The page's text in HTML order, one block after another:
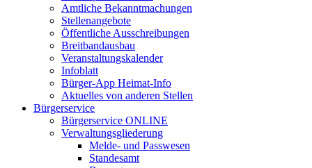
Amtliche Bekanntmachungen
Stellenangebote
Öffentliche Ausschreibungen
Breitbandausbau
Veranstaltungskalender
Infoblatt
Bürger-App Heimat-Info
Aktuelles von anderen Stellen
Bürgerservice
Bürgerservice ONLINE
Verwaltungsgliederung
Melde- und Passwesen
Standesamt